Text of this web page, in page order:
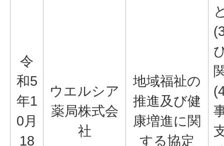
令
和5
年1
0月
18
ウエルシア
薬局株式会
社
地域福祉の
推進及び健
康増進に関
する協定